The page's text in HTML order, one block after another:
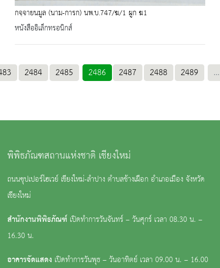
กจฺจายนมูล (นาม-การก) นพ.บ.747/ฆ/1 ผูก ฆ1
หนังสืออิเล็กทรอนิกส์
2484 2485 2486 2487 2488 2489 ...
พิพิธภัณฑสถานแห่งชาติ เชียงใหม่
ถนนซุปเปอร์ไฮเวย์ เชียงใหม่-ลำปาง ตำบลช้างเผือก อำเภอเมือง จังหวัด
เชียงใหม่
สำนักงานพิพิธภัณฑ์ เปิดทำการวันจันทร์ – วันศุกร์ เวลา 08.30 น. –
16.30 น.
อาคารจัดแสดง เปิดทำการวันพุธ – วันอาทิตย์ เวลา 09.00 น. – 16.00